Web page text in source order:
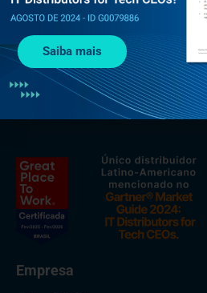
+55 (11) 3375 0133
contato@nova8.com.br
Fale com a Nova8 pelo WhatsApp
Empresa
Saiba mais